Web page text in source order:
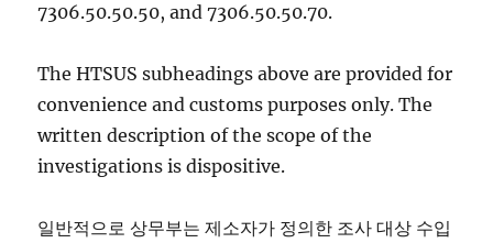
7306.50.50.50, and 7306.50.50.70.
The HTSUS subheadings above are provided for
convenience and customs purposes only. The
written description of the scope of the
investigations is dispositive.
일반적으로 상무부는 제소자가 정의한 조사 대상 수입